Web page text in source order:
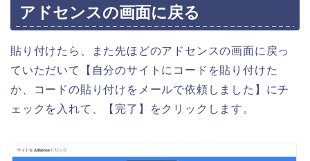
アドセンスの画面に戻る
貼り付けたら、また先ほどのアドセンスの画面に戻っ
ていただいて【自分のサイトにコードを貼り付けた
か、コードの貼り付けをメールで依頼しました】にチ
ェックを入れて、【完了】をクリックします。